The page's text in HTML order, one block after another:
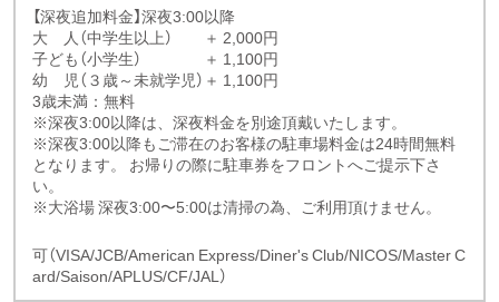
【深夜追加料金】深夜3:00以降
大 人（中学生以上） ＋ 2,000円
子ども（小学生） ＋ 1,100円
幼 児（３歳～未就学児）＋ 1,100円
3歳未満：無料
※深夜3:00以降は、深夜料金を別途頂戴いたします。
※深夜3:00以降もご滞在のお客様の駐車場料金は24時間無料
となります。 お帰りの際に駐車券をフロントへご提示下さ
い。
※大浴場 深夜3:00〜5:00は清掃の為、ご利用頂けません。
可（VISA/JCB/American Express/Diner's Club/NICOS/Master C
ard/Saison/APLUS/CF/JAL）